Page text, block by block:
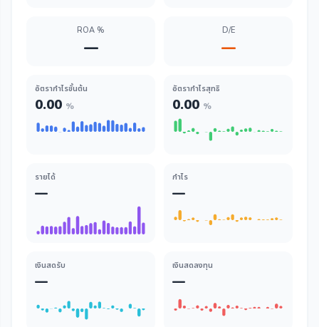
ROA %
—
D/E
—
อัตรากำไรขั้นต้น
0.00 %
อัตรากำไรสุทธิ
0.00 %
รายได้
—
กำไร
—
เงินสดรับ
—
เงินสดลงทุน
—